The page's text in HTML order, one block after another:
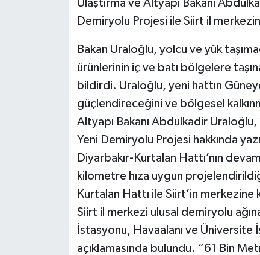
Ulaştırma ve Altyapı Bakanı
Demiryolu Projesi ile Siirt il
Bakan Uraloğlu, yolcu ve yük
ürünlerinin iç ve batı bölgelere
bildirdi. Uraloğlu, yeni hattın
güçlendireceğini ve bölgesel
Altyapı Bakanı Abdulkadir Uraloğlu,
Yeni Demiryolu Projesi hakkında
Diyarbakır-Kurtalan Hattı’nın
kilometre hıza uygun
Kurtalan Hattı ile Siirt’in
Siirt il merkezi ulusal demiryolu
İstasyonu, Havaalanı ve
açıklamasında bulundu. “61 Bin